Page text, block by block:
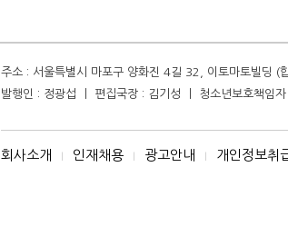
주소 : 서울특별시 마포구 양화진 4길 32, 이토마토빌딩
발행인 : 정광섭 ㅣ 편집국장 : 김기성 ㅣ 청소년보호책
회사소개 I 인재채용 I 광고안내 I 개인정보취